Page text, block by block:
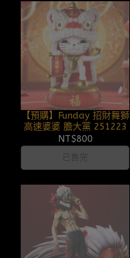
【預購】Funday 招財舞獅
高速婆婆 膽大黨 251223
NT$800
已售完